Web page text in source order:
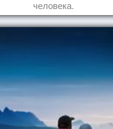
человека.